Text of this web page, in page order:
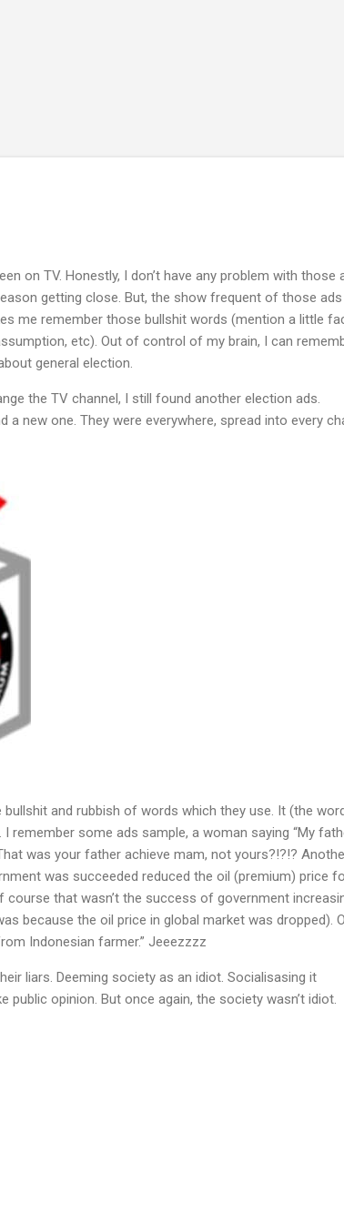
on TV. Honestly, I don’t have any problem with those
getting close. But, the show frequent of those
me remember those bullshit words (mention a little
etc). Out of control of my brain, I can
general election.
the TV channel, I still found another election ads.
a new one. They were everywhere, spread into every
and rubbish of words which they use. It (the
remember some ads sample, a woman saying “My
was your father achieve mam, not yours?!?!?
was succeeded reduced the oil (premium) price
that wasn’t the success of government
because the oil price in global market was dropped).
Indonesian farmer.” Jeeezzzz
liars. Deeming society as an idiot. Socialisasing it
public opinion. But once again, the society wasn’t idiot.